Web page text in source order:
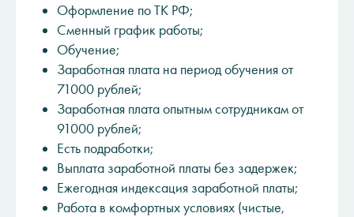
Оформление по ТК РФ;
Сменный график работы;
Обучение;
Заработная плата на период обучения от
71000 рублей;
Заработная плата опытным сотрудникам от
91000 рублей;
Есть подработки;
Выплата заработной платы без задержек;
Ежегодная индексация заработной платы;
Работа в комфортных условиях (чистые,